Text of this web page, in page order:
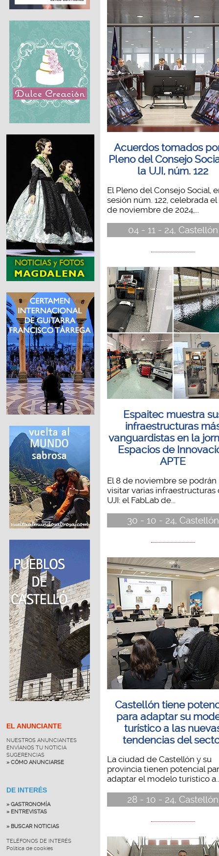
EL ANUNCIANTE
NUESTROS ANUNCIANTES
ENVÍANOS TU NOTICIA
SUGERENCIAS
» CÓMO ANUNCIARSE
DE INTERÉS
» GASTRONOMÍA
» ENTREVISTAS
» BUSCAR NOTICIAS
TELÉFONOS DE INTERÉS
Política de cookies
Acuerdos tomados
Pleno del Consejo
la UJI, núm. 122
El Pleno del Consejo Social,
sesión núm. 122, celebrada el
de noviembre de 2024,...
04 - 11 - 24, Castellón
Espaitec muestra
infraestructuras
vanguardistas en la
Espacios de
APTE
El 8 de noviembre se podrán
visitar varias infraestructuras
UJI: el FabLab de...
30 - 10 - 24, Castellón
Castellón tiene
para adaptar su
turístico a las
tendencias del
La ciudad de Castellón y su
provincia tienen potencial
adaptar el modelo turístico
28 - 10 - 24, Castellón